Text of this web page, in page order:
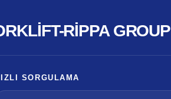
RIPPA GROUP
SORGULAMA